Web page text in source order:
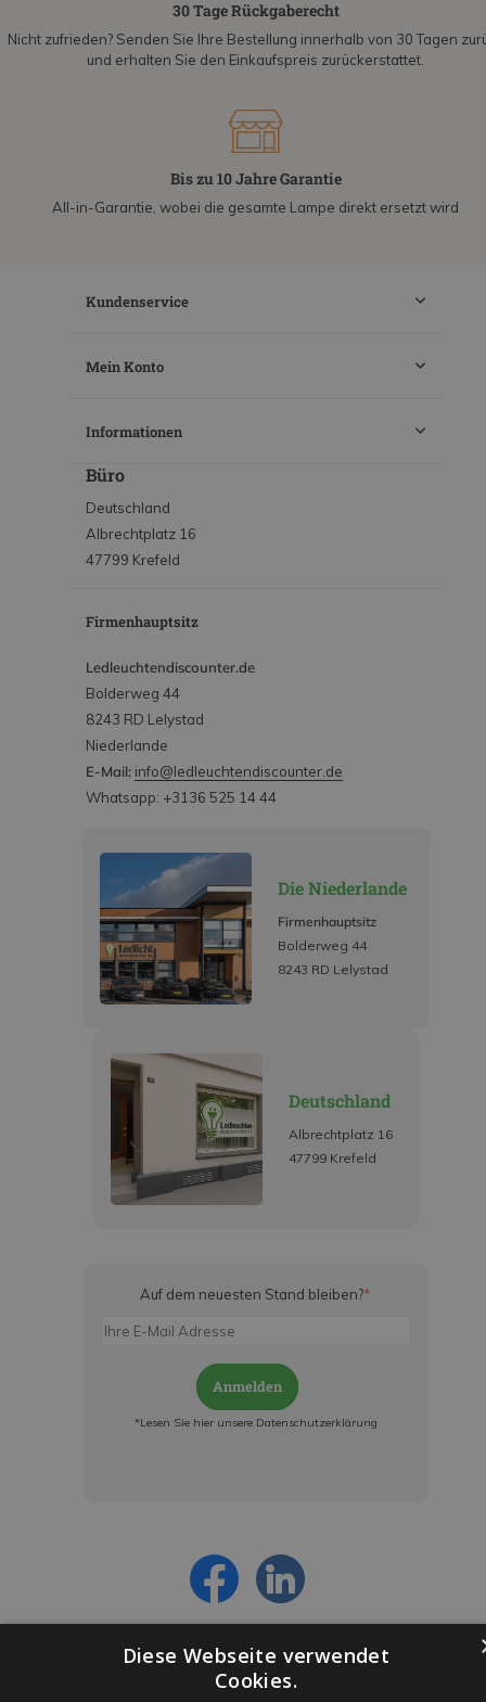
30 Tage Rückgaberecht
Nicht zufrieden? Senden Sie Ihre Bestellung innerhalb von 30 Tagen
und erhalten Sie den Einkaufspreis zurückerstattet.
Bis zu 10 Jahre Garantie
All-in-Garantie, wobei die gesamte Lampe direkt ersetzt wird
Kundenservice
Mein Konto
Informationen
Büro
Deutschland
Albrechtplatz 16
47799 Krefeld
Firmenhauptsitz
Ledleuchtendiscounter.de
Bolderweg 44
8243 RD Lelystad
Niederlande
E-Mail: info@ledleuchtendiscounter.de
Whatsapp: +3136 525 14 44
Die Niederlande
Firmenhauptsitz
Bolderweg 44
8243 RD Lelystad
Deutschland
Albrechtplatz 16
47799 Krefeld
Auf dem neuesten Stand bleiben?*
Anmelden
*Lesen Sie hier unsere Datenschutzerklärung
Diese Webseite verwendet
Cookies.